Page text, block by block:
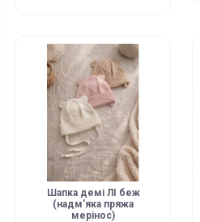
Шапка демі ЛІ беж
(надм'яка пряжа
мерінос)